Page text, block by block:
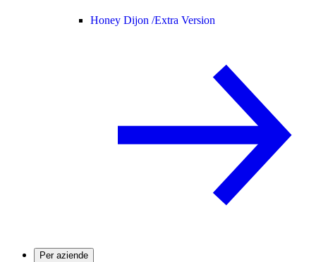
Honey Dijon /Extra Version
Per aziende